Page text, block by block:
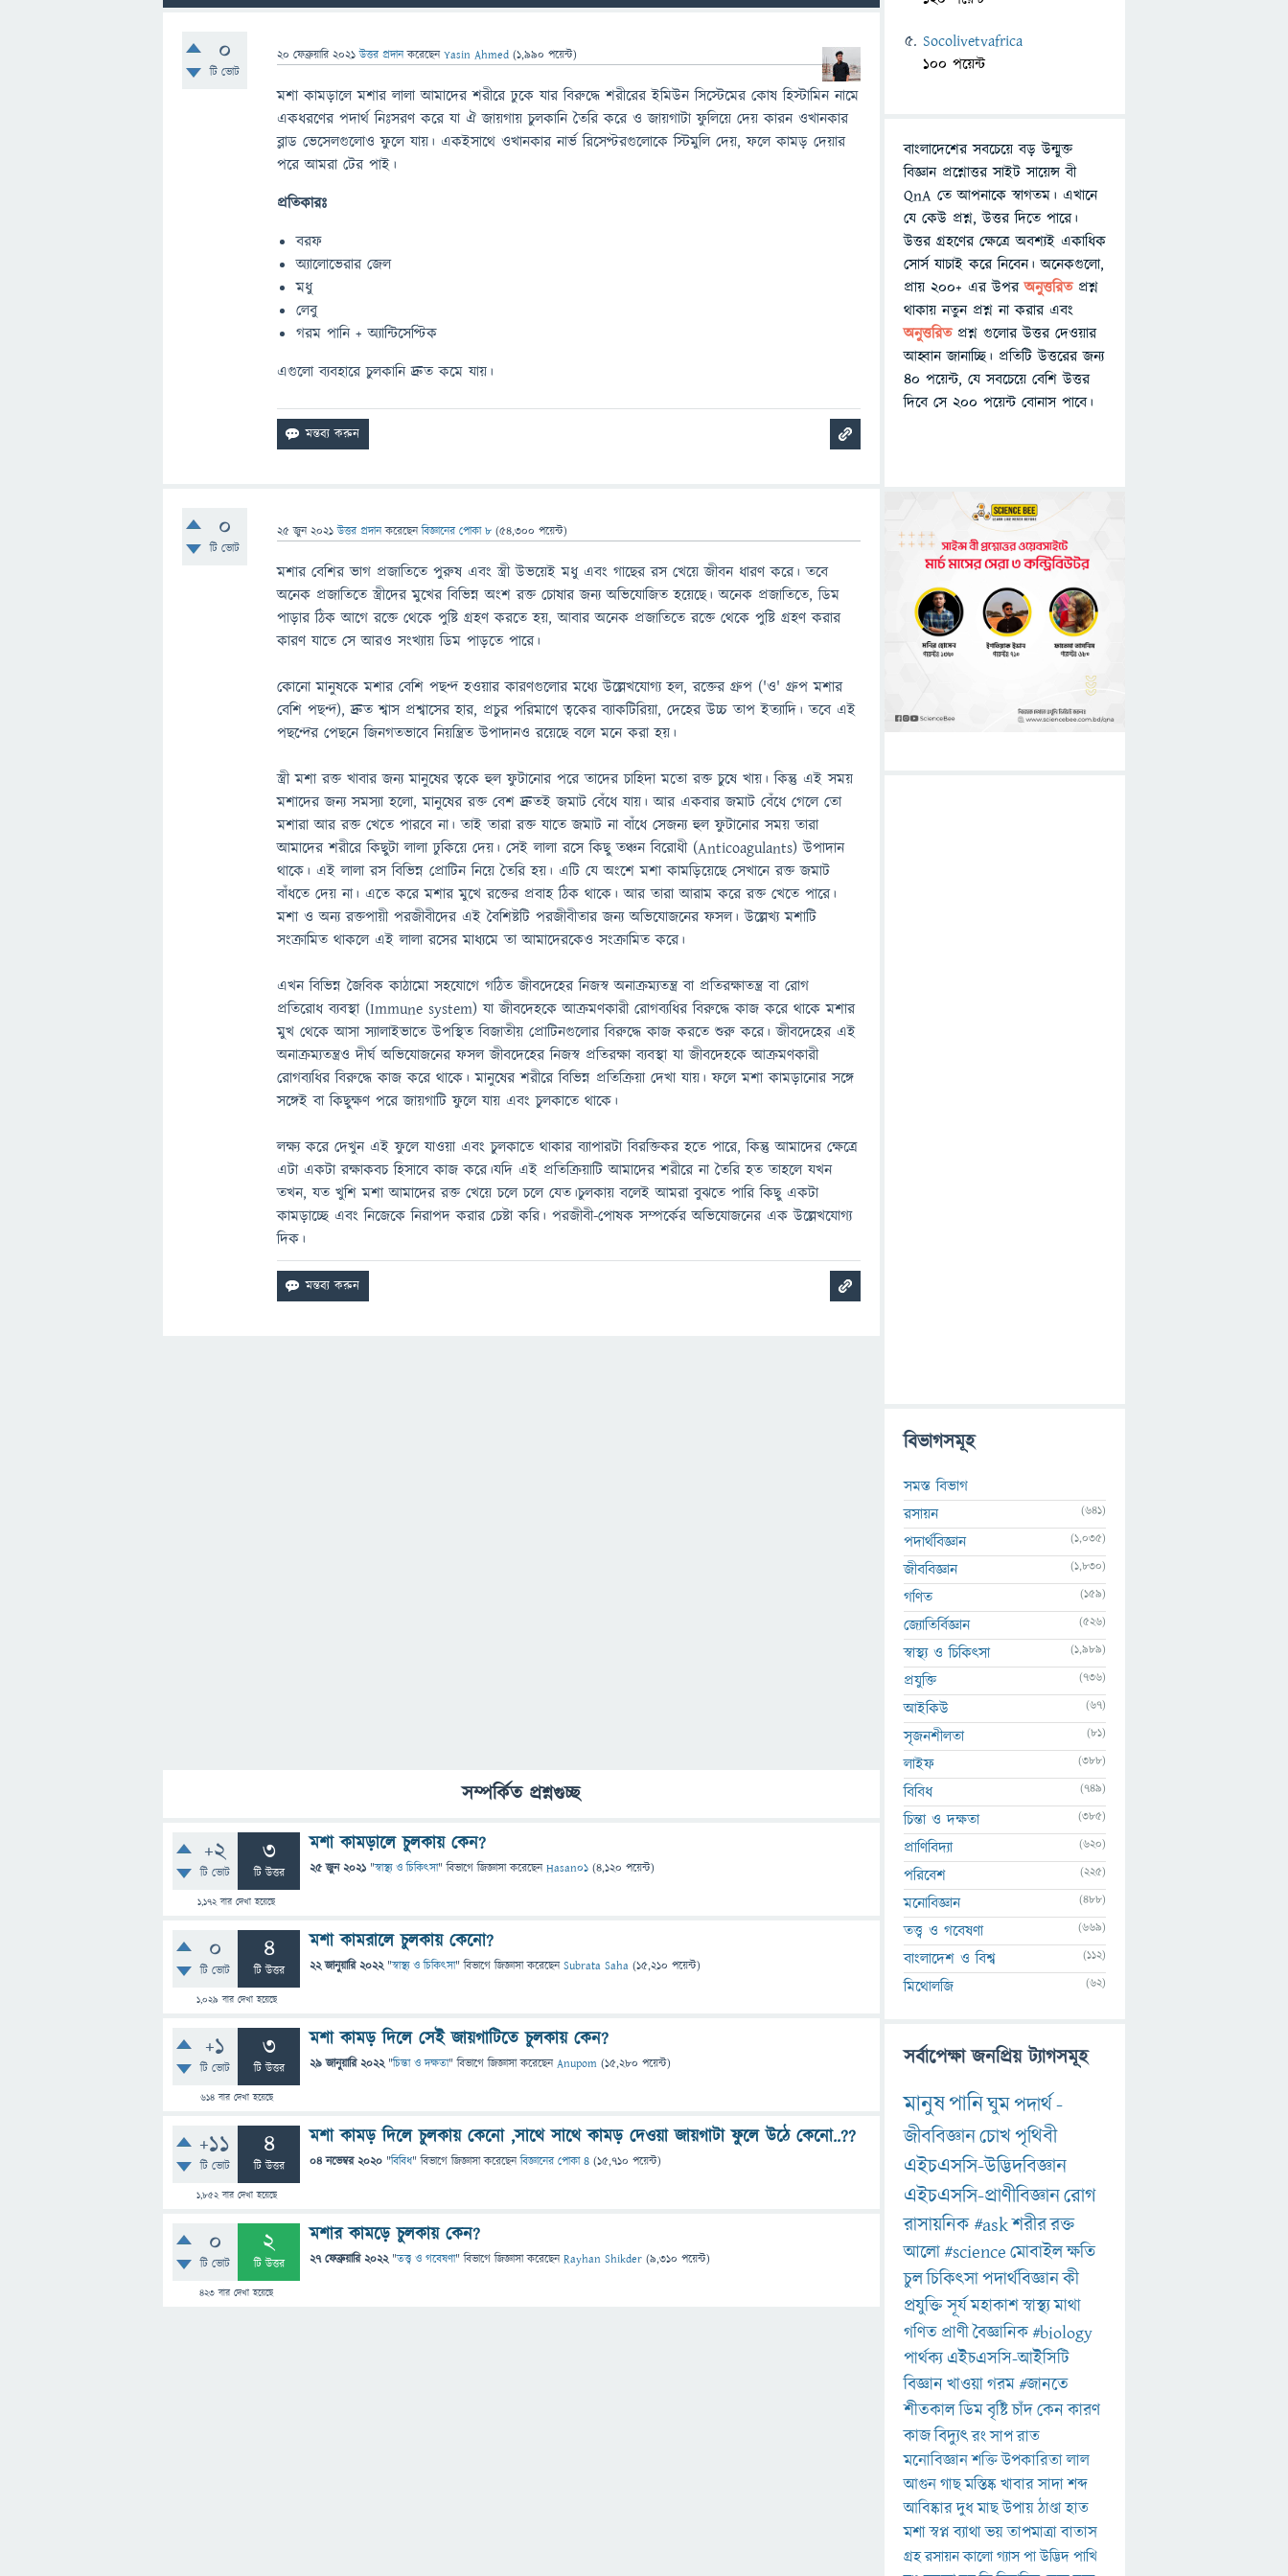
0
টি ভোট
20 ফেব্রুয়ারি 2021 উত্তর প্রদান করেছেনYasin Ahmed (1,990 পয়েন্ট)
মশা কামড়ালে মশার লালা আমাদের শরীরে ঢুকে যার বিরুদ্ধে শরীরের ইমিউন সিস্টেমের কোষ হিস্টামিন নামে
একধরণের পদার্থ নিঃসরণ করে যা ঐ জায়গায় চুলকানি তৈরি করে ও জায়গাটা ফুলিয়ে দেয় কারন ওখানকার
ব্লাড ভেসেলগুলোও ফুলে যায়। একইসাথে ওখানকার নার্ভ রিসেপ্টরগুলোকে স্টিমুলি দেয়, ফলে কামড় দেয়ার
পরে আমরা টের পাই।
প্রতিকারঃ
বরফ
অ্যালোভেরার জেল
মধু
লেবু
গরম পানি + অ্যান্টিসেপ্টিক
এগুলো ব্যবহারে চুলকানি দ্রুত কমে যায়।
0
টি ভোট
25 জুন 2021 উত্তর প্রদান করেছেনবিজ্ঞানের পোকা ৮ (54,300 পয়েন্ট)
মশার বেশির ভাগ প্রজাতিতে পুরুষ এবং স্ত্রী উভয়েই মধু এবং গাছের রস খেয়ে জীবন ধারণ করে। তবে
অনেক প্রজাতিতে স্ত্রীদের মুখের বিভিন্ন অংশ রক্ত চোষার জন্য অভিযোজিত হয়েছে। অনেক প্রজাতিতে, ডিম
পাড়ার ঠিক আগে রক্তে থেকে পুষ্টি গ্রহণ করতে হয়, আবার অনেক প্রজাতিতে রক্তে থেকে পুষ্টি গ্রহণ করার
কারণ যাতে সে আরও সংখ্যায় ডিম পাড়তে পারে।
কোনো মানুষকে মশার বেশি পছন্দ হওয়ার কারণগুলোর মধ্যে উল্লেখযোগ্য হল, রক্তের গ্রুপ ('ও' গ্রুপ মশার
বেশি পছন্দ), দ্রুত শ্বাস প্রশ্বাসের হার, প্রচুর পরিমাণে ত্বকের ব্যাকটিরিয়া, দেহের উচ্চ তাপ ইত্যাদি। তবে এই
পছন্দের পেছনে জিনগতভাবে নিয়ন্ত্রিত উপাদানও রয়েছে বলে মনে করা হয়।
স্ত্রী মশা রক্ত খাবার জন্য মানুষের ত্বকে হুল ফুটানোর পরে তাদের চাহিদা মতো রক্ত চুষে খায়। কিন্তু এই সময়
মশাদের জন্য সমস্যা হলো, মানুষের রক্ত বেশ দ্রুতই জমাট বেঁধে যায়। আর একবার জমাট বেঁধে গেলে তো
মশারা আর রক্ত খেতে পারবে না। তাই তারা রক্ত যাতে জমাট না বাঁধে সেজন্য হুল ফুটানোর সময় তারা
আমাদের শরীরে কিছুটা লালা ঢুকিয়ে দেয়। সেই লালা রসে কিছু তঞ্চন বিরোধী (Anticoagulants) উপাদান
থাকে। এই লালা রস বিভিন্ন প্রোটিন নিয়ে তৈরি হয়। এটি যে অংশে মশা কামড়িয়েছে সেখানে রক্ত জমাট
বাঁধতে দেয় না। এতে করে মশার মুখে রক্তের প্রবাহ ঠিক থাকে। আর তারা আরাম করে রক্ত খেতে পারে।
মশা ও অন্য রক্তপায়ী পরজীবীদের এই বৈশিষ্টটি পরজীবীতার জন্য অভিযোজনের ফসল। উল্লেখ্য মশাটি
সংক্রামিত থাকলে এই লালা রসের মাধ্যমে তা আমাদেরকেও সংক্রামিত করে।
এখন বিভিন্ন জৈবিক কাঠামো সহযোগে গঠিত জীবদেহের নিজস্ব অনাক্রম্যতন্ত্র বা প্রতিরক্ষাতন্ত্র বা রোগ
প্রতিরোধ ব্যবস্থা (Immune system) যা জীবদেহকে আক্রমণকারী রোগব্যধির বিরুদ্ধে কাজ করে থাকে মশার
মুখ থেকে আসা স্যালাইভাতে উপস্থিত বিজাতীয় প্রোটিনগুলোর বিরুদ্ধে কাজ করতে শুরু করে। জীবদেহের এই
অনাক্রম্যতন্ত্রও দীর্ঘ অভিযোজনের ফসল জীবদেহের নিজস্ব প্রতিরক্ষা ব্যবস্থা যা জীবদেহকে আক্রমণকারী
রোগব্যধির বিরুদ্ধে কাজ করে থাকে। মানুষের শরীরে বিভিন্ন প্রতিক্রিয়া দেখা যায়। ফলে মশা কামড়ানোর সঙ্গে
সঙ্গেই বা কিছুক্ষণ পরে জায়গাটি ফুলে যায় এবং চুলকাতে থাকে।
লক্ষ্য করে দেখুন এই ফুলে যাওয়া এবং চুলকাতে থাকার ব্যাপারটা বিরক্তিকর হতে পারে, কিন্তু আমাদের ক্ষেত্রে
এটা একটা রক্ষাকবচ হিসাবে কাজ করে।যদি এই প্রতিক্রিয়াটি আমাদের শরীরে না তৈরি হত তাহলে যখন
তখন, যত খুশি মশা আমাদের রক্ত খেয়ে চলে চলে যেত।চুলকায় বলেই আমরা বুঝতে পারি কিছু একটা
কামড়াচ্ছে এবং নিজেকে নিরাপদ করার চেষ্টা করি। পরজীবী-পোষক সম্পর্কের অভিযোজনের এক উল্লেখযোগ্য
দিক।
সম্পর্কিত প্রশ্নগুচ্ছ
+2
টি ভোট
3
টি উত্তর
1,172বার দেখা হয়েছে
মশা কামড়ালে চুলকায় কেন?
25 জুন 2021 "স্বাস্থ্য ও চিকিৎসা" বিভাগে জিজ্ঞাসাকরেছেনHasan01 (4,120 পয়েন্ট)
0
টি ভোট
4
টি উত্তর
1,029 বার দেখা হয়েছে
মশা কামরালে চুলকায় কেনো?
22 জানুয়ারি 2022 "স্বাস্থ্য ও চিকিৎসা" বিভাগে জিজ্ঞাসাকরেছেনSubrata Saha (15,210 পয়েন্ট)
+1
টি ভোট
3
টি উত্তর
614বার দেখা হয়েছে
মশা কামড় দিলে সেই জায়গাটিতে চুলকায় কেন?
29 জানুয়ারি 2022 "চিন্তা ও দক্ষতা" বিভাগে জিজ্ঞাসাকরেছেনAnupom (15,280 পয়েন্ট)
+11
টি ভোট
4
টি উত্তর
1,852বার দেখা হয়েছে
মশা কামড় দিলে চুলকায় কেনো ,সাথে সাথে কামড় দেওয়া জায়গাটা ফুলে উঠে কেনো..??
04 নভেম্বর 2020 "বিবিধ" বিভাগে জিজ্ঞাসাকরেছেনবিজ্ঞানের পোকা ৪ (15,710 পয়েন্ট)
0
টি ভোট
2
টি উত্তর
423 বার দেখা হয়েছে
মশার কামড়ে চুলকায় কেন?
27 ফেব্রুয়ারি 2022 "তত্ত্ব ও গবেষণা" বিভাগে জিজ্ঞাসাকরেছেনRayhan Shikder (9,310 পয়েন্ট)
Socolivetvafrica
100 পয়েন্ট
বাংলাদেশের সবচেয়ে বড় উন্মুক্ত
বিজ্ঞান প্রশ্নোত্তর সাইট সায়েন্স বী
QnA তে আপনাকে স্বাগতম। এখানে
যে কেউ প্রশ্ন, উত্তর দিতে পারে।
উত্তর গ্রহণের ক্ষেত্রে অবশ্যই একাধিক
সোর্স যাচাই করে নিবেন। অনেকগুলো,
প্রায় ২০০+ এর উপরঅনুত্তরিতপ্রশ্ন
থাকায় নতুন প্রশ্ন না করার এবং
অনুত্তরিত প্রশ্ন গুলোর উত্তর দেওয়ার
আহ্বান জানাচ্ছি। প্রতিটি উত্তরের জন্য
৪০ পয়েন্ট, যে সবচেয়ে বেশি উত্তর
দিবে সে ২০০ পয়েন্ট বোনাস পাবে।
বিভাগসমূহ
সমস্ত বিভাগ
রসায়ন
(641)
পদার্থবিজ্ঞান (1,035)
জীববিজ্ঞান (1,830)
গণিত (159)
জ্যোতির্বিজ্ঞান (526)
স্বাস্থ্য ও চিকিৎসা (1,989)
প্রযুক্তি (736)
আইকিউ (67)
সৃজনশীলতা (81)
লাইফ (388)
বিবিধ (749)
চিন্তা ও দক্ষতা (385)
প্রাণিবিদ্যা (620)
পরিবেশ (225)
মনোবিজ্ঞান (488)
তত্ত্ব ও গবেষণা (669)
বাংলাদেশ ও বিশ্ব (112)
মিথোলজি (62)
সর্বাপেক্ষা জনপ্রিয় ট্যাগসমূহ
মানুষপানিঘুমপদার্থ-
জীববিজ্ঞানচোখপৃথিবী
এইচএসসি-উদ্ভিদবিজ্ঞান
এইচএসসি-প্রাণীবিজ্ঞানরোগ
রাসায়নিক#askশরীররক্ত
আলো#scienceমোবাইলক্ষতি
চুলচিকিৎসাপদার্থবিজ্ঞানকী
প্রযুক্তিসূর্যমহাকাশস্বাস্থ্যমাথা
গণিত প্রাণীবৈজ্ঞানিক#biology
পার্থক্য এইচএসসি-আইসিটি
বিজ্ঞানখাওয়াগরম#জানতে
শীতকালডিমবৃষ্টিচাঁদকেনকারণ
কাজবিদ্যুৎরংসাপরাত
মনোবিজ্ঞানশক্তিউপকারিতালাল
আগুনগাছমস্তিষ্কখাবারসাদাশব্দ
আবিষ্কারদুধমাছউপায়ঠাণ্ডাহাত
মশাস্বপ্নব্যাথাভয়তাপমাত্রাবাতাস
গ্রহরসায়নকালোগ্যাসপাউদ্ভিদপাখি